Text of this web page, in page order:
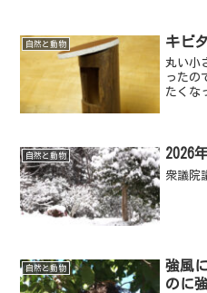
自然と動物 キビ
丸い小
ったの
たくな
自然と動物 2026
衆議院
自然と動物
強風
のに